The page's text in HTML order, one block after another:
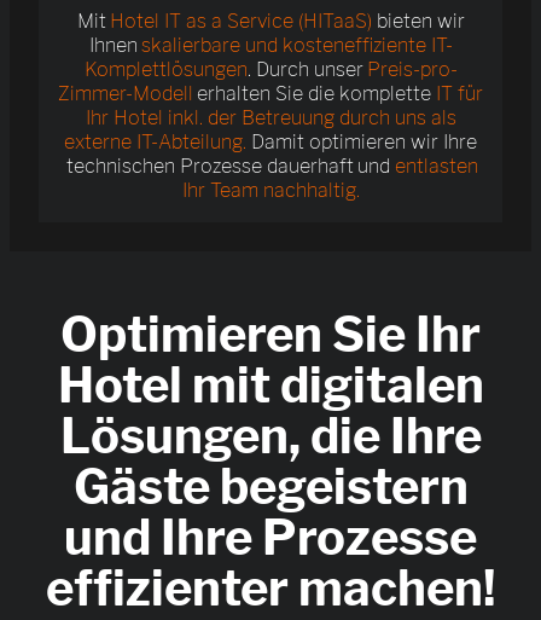
Mit Hotel IT as a Service (HITaaS) bieten wir
Ihnen skalierbare und kosteneffiziente IT-
Komplettlösungen. Durch unserPreis-pro-
Zimmer-Modell erhalten Sie die komplette IT für
Ihr Hotel inkl. der Betreuung durch uns als
externe IT-Abteilung. Damit optimieren wir Ihre
technischen Prozesse dauerhaft und entlasten
Ihr Team nachhaltig.
Optimieren Sie Ihr
Hotel mit digitalen
Lösungen, die Ihre
Gäste begeistern
und Ihre Prozesse
effizienter machen!